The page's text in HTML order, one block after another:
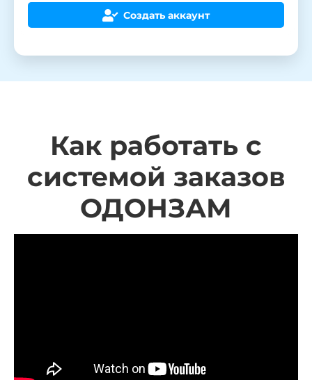
Создать аккаунт
Как работать с
системой заказов
ОДОНЗАМ